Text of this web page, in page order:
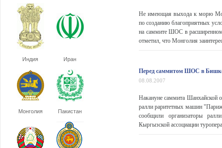
Индия Иран
Монголия Пакистан
Не имеющая выхода к морю
по созданию благоприятных
на саммите ШОС в
отметил, что Монголия
Перед саммитом ШОС в
08.08.2007
Накануне саммита Шанхайской
ралли раритетных машин
сообщили организаторы
Кыргызской ассоциации